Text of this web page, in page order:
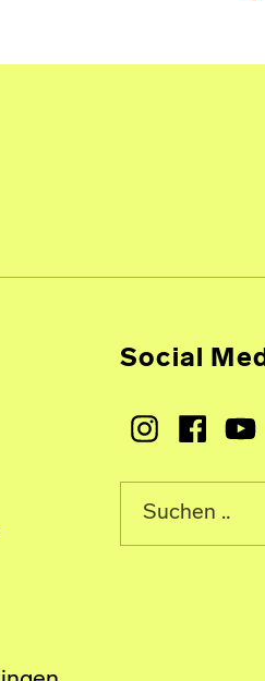
Social
InstagramFacebook
Suche nach: